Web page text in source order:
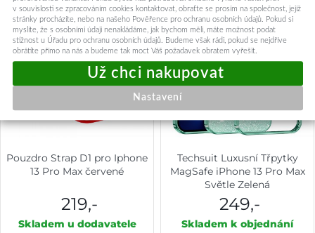
Pouzdro Strap D1 pro Iphone
13 Pro Max červené
219,-
Skladem u dodavatele
Techsuit Luxusní Třpytky
MagSafe iPhone 13 Pro Max
Světle Zelená
249,-
Skladem k objednání
v souvislosti se zpracováním cookies kontaktovat, obraťte se prosím na společnost, jejíž
stránky procházíte, nebo na našeho Pověřence pro ochranu osobních údajů. Pokud si
myslíte, že s osobními údaji nenakládáme, jak bychom měli, máte možnost podat
stížnost u Úřadu pro ochranu osobních údajů. Budeme však rádi, pokud se nejdříve
obrátíte přímo na nás a budeme tak moct Váš požadavek obratem vyřešit.
Nastavení